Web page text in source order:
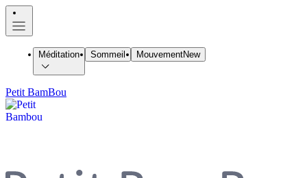
Méditation Sommeil MouvementNew
Petit BamBou